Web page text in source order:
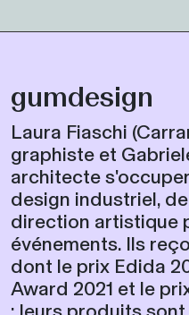
gumdesign
Laura Fiaschi
graphiste et
architecte
design industriel,
direction artistique
événements. Ils
dont le prix Edida
Award 2021 et le